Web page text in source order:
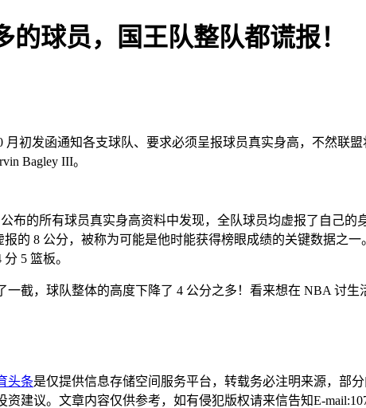
球员，国王队整队都谎报！
发函通知各支球队、要求必须呈报球员真实身高，不然联
Bagley III。
的所有球员真实身高资料中发现，全队球员均虚报了自己的
的 8 公分，被称为可能是他时能获得榜眼成绩的关键数据之
5 篮板。
，球队整体的高度下降了 4 公分之多！看来想在 NBA 讨生
头条是仅提供信息存储空间服务平台，转载务必注明来源，部
建议。文章内容仅供参考，如有侵犯版权请来信告知E-